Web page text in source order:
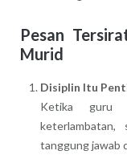
Pesan
Murid
Disiplin Itu
Ketika guru
keterlambatan,
tanggung jawab